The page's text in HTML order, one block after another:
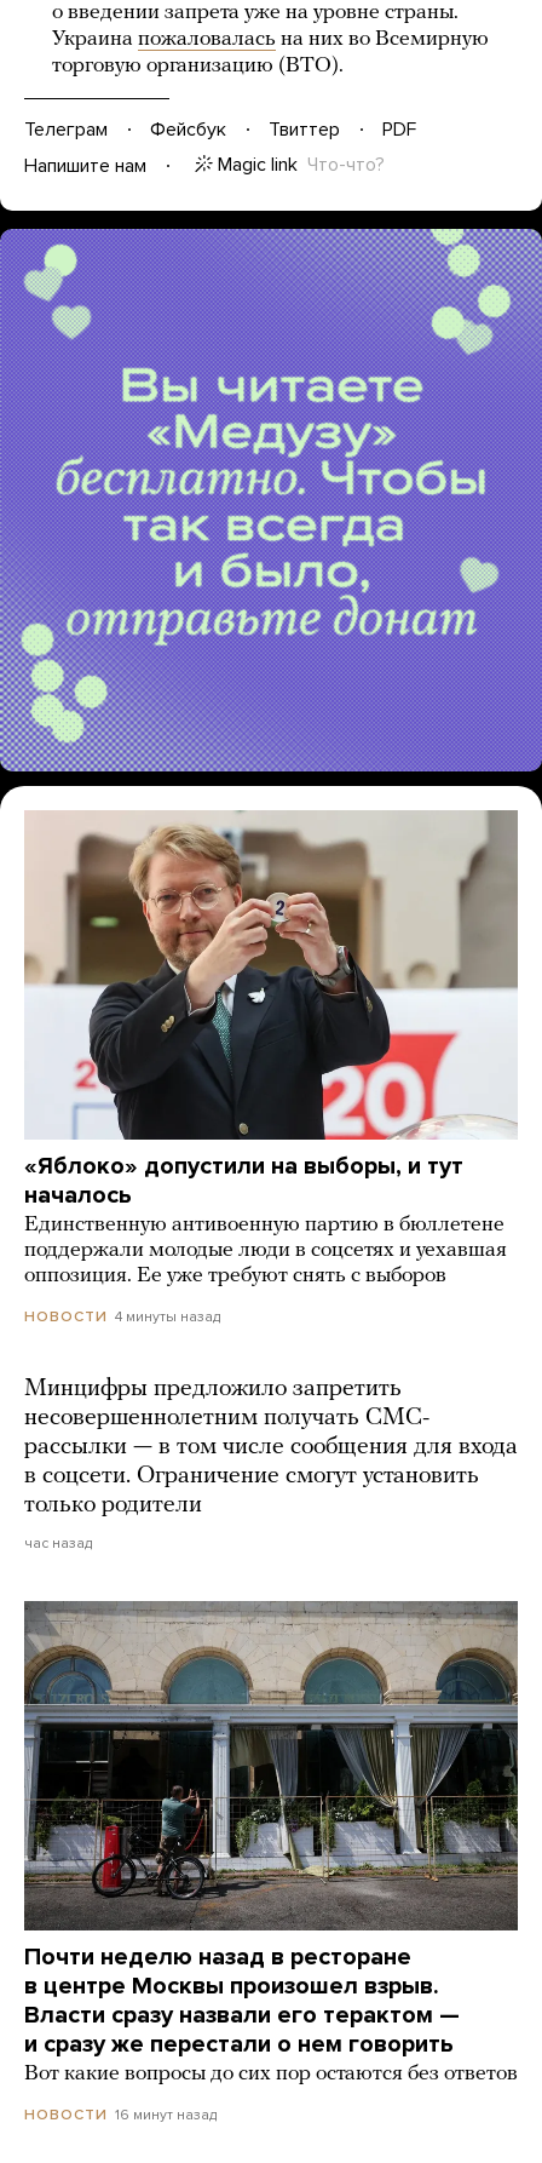
о введении запрета уже на уровне страны.
Украина пожаловалась на них во Всемирную
торговую организацию (ВТО).
Телеграм Фейсбук Твиттер
PDF
Напишите нам
Magic link Что-что?
«Яблоко» допустили на выборы, и тут
началось
Единственную антивоенную партию в бюллетене
поддержали молодые люди в соцсетях и уехавшая
оппозиция. Ее уже требуют снять с выборов
НОВОСТИ 4 минуты назад
Минцифры предложило запретить
несовершеннолетним получать СМС-
рассылки — в том числе сообщения для входа
в соцсети. Ограничение смогут установить
только родители
час назад
Почти неделю назад в ресторане
в центре Москвы произошел взрыв.
Власти сразу назвали его терактом —
и сразу же перестали о нем говорить
Вот какие вопросы до сих пор остаются без ответов
НОВОСТИ 16 минут назад